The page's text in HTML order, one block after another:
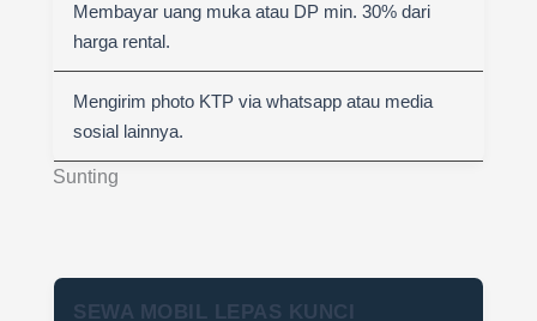
Sunting
Membayar uang muka atau DP min. 30% dari
harga rental.
Mengirim photo KTP via whatsapp atau media
sosial lainnya.
SEWA MOBIL LEPAS KUNCI